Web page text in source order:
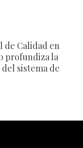
de Calidad en
profundiza la
sistema de